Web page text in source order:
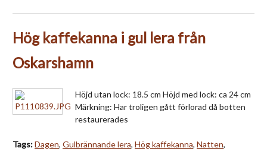
Hög kaffekanna i gul lera från
Oskarshamn
Höjd utan lock: 18.5 cm Höjd med lock: ca 24 cm
Märkning: Har troligen gått förlorad då botten
restaurerades
Tags:Dagen, Gulbrännande lera, Hög kaffekanna, Natten,